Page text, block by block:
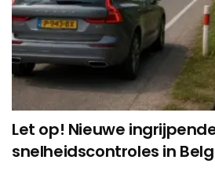
Let op! Nieuwe
snelheidscontroles in